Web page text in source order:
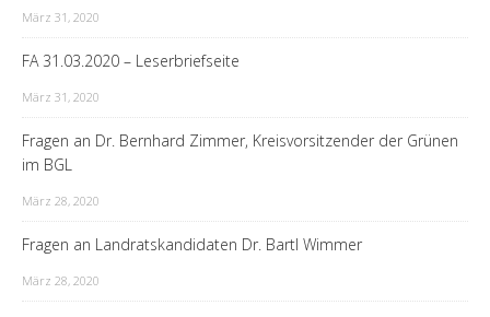
März 31, 2020
FA 31.03.2020 – Leserbriefseite
März 31, 2020
Fragen an Dr. Bernhard Zimmer, Kreisvorsitzender der Grünen
im BGL
März 28, 2020
Fragen an Landratskandidaten Dr. Bartl Wimmer
März 28, 2020